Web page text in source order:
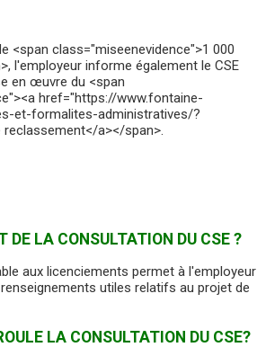
<span class="miseenevidence">1 000
l'employeur informe également le CSE
en œuvre du <span
href="https://www.fontaine-
et-formalites-administratives/?
reclassement</a></span>.
DE LA CONSULTATION DU CSE ?
aux licenciements permet à l'employeur
utiles relatifs au projet de
LA CONSULTATION DU CSE?